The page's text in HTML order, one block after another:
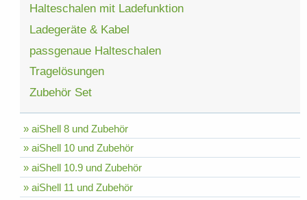
Halteschalen mit Ladefunktion
Ladegeräte & Kabel
passgenaue Halteschalen
Tragelösungen
Zubehör Set
» aiShell 8 und Zubehör
» aiShell 10 und Zubehör
» aiShell 10.9 und Zubehör
» aiShell 11 und Zubehör